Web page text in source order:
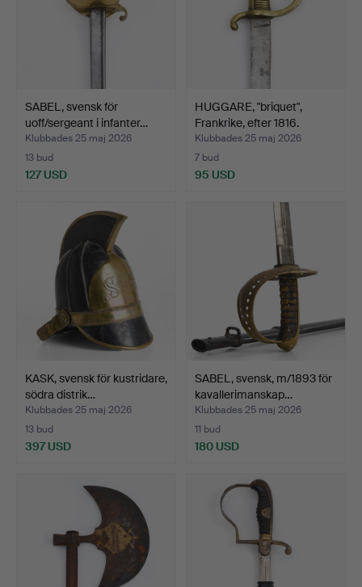
SABEL, svensk för
uoff/sergeant i infanter…
Klubbades 25 maj 2026
13 bud
127 USD
HUGGARE, "briquet",
Frankrike, efter 1816.
Klubbades 25 maj 2026
7 bud
95 USD
KASK, svensk för kustridare,
södra distrik…
Klubbades 25 maj 2026
13 bud
397 USD
SABEL, svensk, m/1893 för
kavallerimanskap…
Klubbades 25 maj 2026
11 bud
180 USD